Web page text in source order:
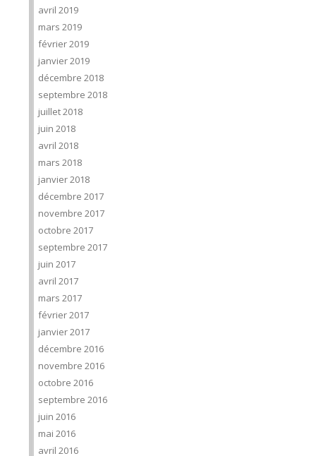
avril 2019
mars 2019
février 2019
janvier 2019
décembre 2018
septembre 2018
juillet 2018
juin 2018
avril 2018
mars 2018
janvier 2018
décembre 2017
novembre 2017
octobre 2017
septembre 2017
juin 2017
avril 2017
mars 2017
février 2017
janvier 2017
décembre 2016
novembre 2016
octobre 2016
septembre 2016
juin 2016
mai 2016
avril 2016